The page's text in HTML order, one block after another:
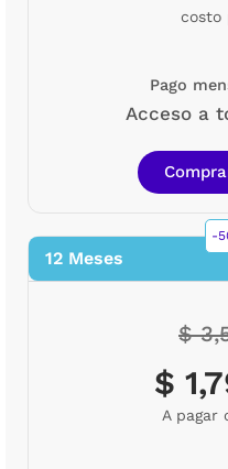
costo
Pago
Acceso a
-
12 Meses
$
$
A pagar